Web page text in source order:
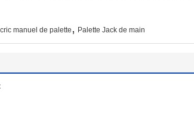
cric manuel de palette , Palette Jack de main